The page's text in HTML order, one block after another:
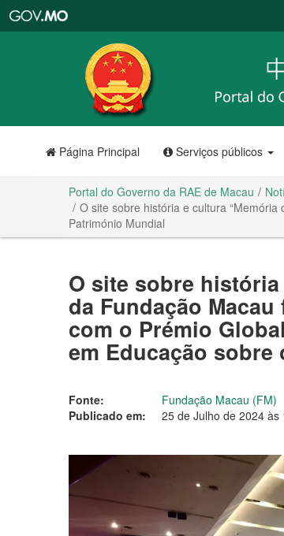
RAE
de
Macau
Página Principal Serviços públicos
Portal do Governo da RAE de Macau
O site sobre história e cultura
Património Mundial
O site sobre história
da Fundação
com o Prémio
em Educação
Fonte:
Fundação Macau (FM)
Publicado em:
25 de Julho de 2024 às